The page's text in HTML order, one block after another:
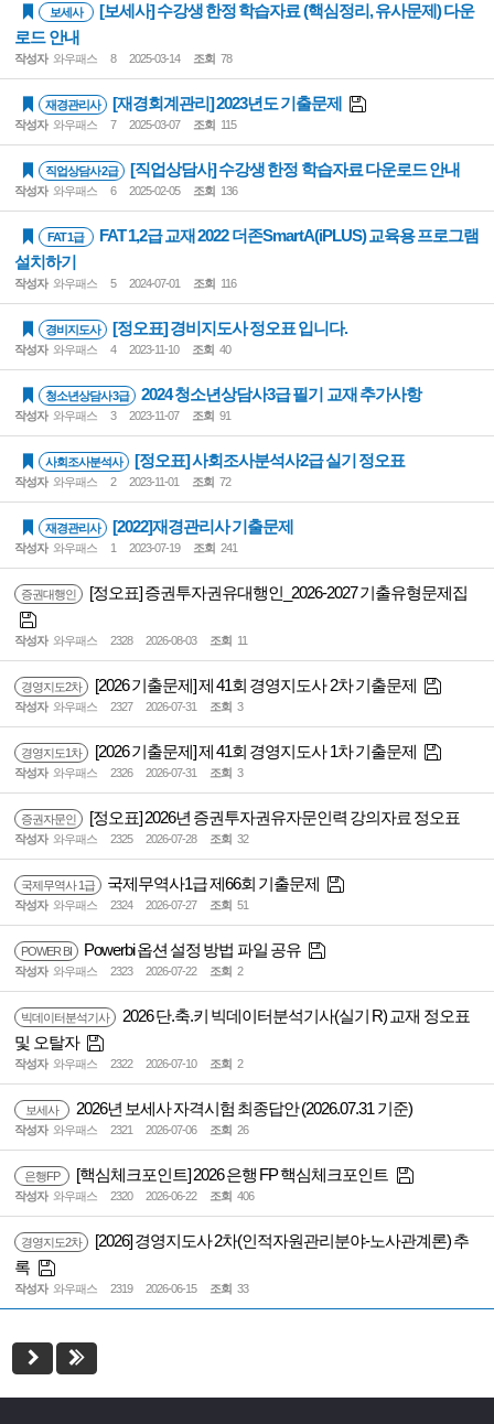
보세사
[보세사] 수강생 한정 학습자료 (핵심정리, 유사문제) 다운
로드 안내
작성자 와우패스 8 2025-03-14 조회 78
재경관리사 [재경회계관리] 2023년도 기출문제
작성자 와우패스 7 2025-03-07 조회 115
직업상담사 2급 [직업상담사] 수강생 한정 학습자료 다운로드 안내
작성자 와우패스 6 2025-02-05 조회 136
FAT 1급
FAT 1,2급 교재 2022 더존SmartA(iPLUS) 교육용 프로그램
설치하기
작성자 와우패스 5 2024-07-01 조회 116
경비지도사 [정오표] 경비지도사 정오표 입니다.
작성자 와우패스 4 2023-11-10 조회 40
청소년상담사 3급 2024 청소년상담사3급 필기 교재 추가사항
작성자 와우패스 3 2023-11-07 조회 91
사회조사분석사 [정오표] 사회조사분석사2급 실기 정오표
작성자 와우패스 2 2023-11-01 조회 72
재경관리사 [2022]재경관리사 기출문제
작성자 와우패스 1 2023-07-19 조회 241
증권대행인 [정오표] 증권투자권유대행인_2026-2027 기출유형문제집
작성자 와우패스 2328 2026-08-03 조회 11
경영지도2차 [2026 기출문제] 제 41회 경영지도사 2차 기출문제
작성자 와우패스 2327 2026-07-31 조회 3
경영지도1차 [2026 기출문제] 제 41회 경영지도사 1차 기출문제
작성자 와우패스 2326 2026-07-31 조회 3
증권자문인 [정오표] 2026년 증권투자권유자문인력 강의자료 정오표
작성자 와우패스 2325 2026-07-28 조회 32
국제무역사 1급 국제무역사1급 제66회 기출문제
작성자 와우패스 2324 2026-07-27 조회 51
POWER BI Powerbi 옵션 설정 방법 파일 공유
작성자 와우패스 2323 2026-07-22 조회 2
빅데이터분석기사
2026 단.축.키 빅데이터분석기사(실기 R) 교재 정오표
및 오탈자
작성자 와우패스 2322 2026-07-10 조회 2
보세사 2026년 보세사 자격시험 최종답안 (2026.07.31 기준)
작성자 와우패스 2321 2026-07-06 조회 26
은행FP [핵심체크포인트] 2026 은행 FP 핵심체크포인트
작성자 와우패스 2320 2026-06-22 조회 406
경영지도2차
[2026] 경영지도사 2차(인적자원관리분야-노사관계론) 추
록
작성자 와우패스 2319 2026-06-15 조회 33